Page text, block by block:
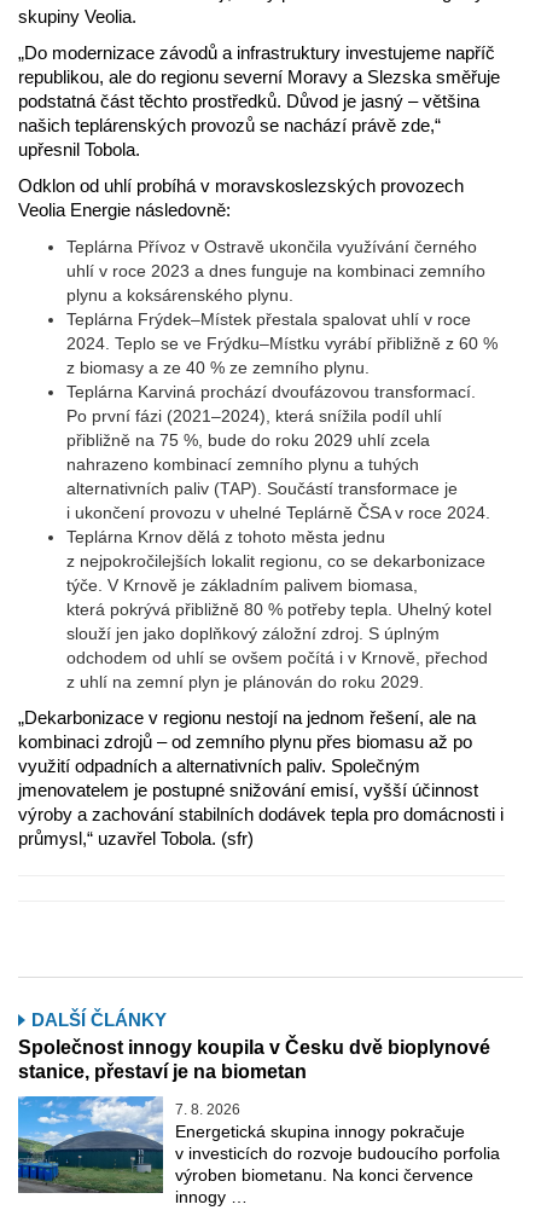
skupiny Veolia.
„Do modernizace závodů a infrastruktury investujeme napříč
republikou, ale do regionu severní Moravy a Slezska směřuje
podstatná část těchto prostředků. Důvod je jasný – většina
našich teplárenských provozů se nachází právě zde,“
upřesnil Tobola.
Odklon od uhlí probíhá v moravskoslezských provozech
Veolia Energie následovně:
Teplárna Přívoz v Ostravě ukončila využívání černého
uhlí v roce 2023 a dnes funguje na kombinaci zemního
plynu a koksárenského plynu.
Teplárna Frýdek–Místek přestala spalovat uhlí v roce
2024. Teplo se ve Frýdku–Místku vyrábí přibližně z 60 %
z biomasy a ze 40 % ze zemního plynu.
Teplárna Karviná prochází dvoufázovou transformací.
Po první fázi (2021–2024), která snížila podíl uhlí
přibližně na 75 %, bude do roku 2029 uhlí zcela
nahrazeno kombinací zemního plynu a tuhých
alternativních paliv (TAP). Součástí transformace je
i ukončení provozu v uhelné Teplárně ČSA v roce 2024.
Teplárna Krnov dělá z tohoto města jednu
z nejpokročilejších lokalit regionu, co se dekarbonizace
týče. V Krnově je základním palivem biomasa,
která pokrývá přibližně 80 % potřeby tepla. Uhelný kotel
slouží jen jako doplňkový záložní zdroj. S úplným
odchodem od uhlí se ovšem počítá i v Krnově, přechod
z uhlí na zemní plyn je plánován do roku 2029.
„Dekarbonizace v regionu nestojí na jednom řešení, ale na
kombinaci zdrojů – od zemního plynu přes biomasu až po
využití odpadních a alternativních paliv. Společným
jmenovatelem je postupné snižování emisí, vyšší účinnost
výroby a zachování stabilních dodávek tepla pro domácnosti i
průmysl,“ uzavřel Tobola. (sfr)
DALŠÍ ČLÁNKY
Společnost innogy koupila v Česku dvě bioplynové
stanice, přestaví je na biometan
7. 8. 2026
Energetická skupina innogy pokračuje
v investicích do rozvoje budoucího porfolia
výroben biometanu. Na konci července
innogy …